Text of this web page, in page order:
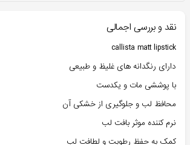
نقد و بررسی اجمالی
callista matt lipstick
دارای رنگدانه های غلیظ و طبیعی
با پوششی مات و یکدست
محافظ لب و جلوگیری از خشکی آن
نرم کننده موثر بافت لب
کمک به حفظ رطوبت و لطافت لب